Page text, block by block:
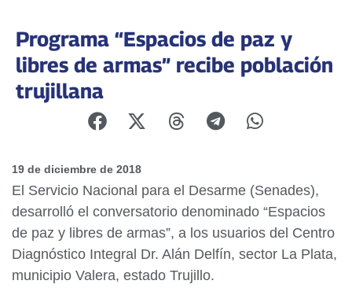
Programa “Espacios de paz y
libres de armas” recibe población
trujillana
19 de diciembre de 2018
El Servicio Nacional para el Desarme (Senades),
desarrolló el conversatorio denominado “Espacios
de paz y libres de armas”, a los usuarios del Centro
Diagnóstico Integral Dr. Alán Delfín, sector La Plata,
municipio Valera, estado Trujillo.